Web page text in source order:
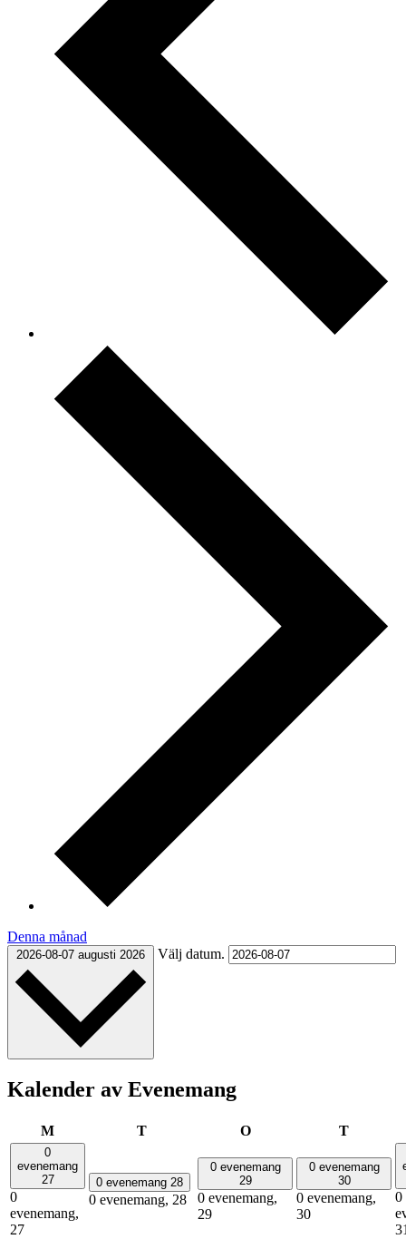
Denna månad
2026-08-07 augusti 2026 Välj datum.
Kalender av Evenemang
Mmåndag Ttisdag Oonsdag Ttorsdag
0
evenemang
27
0
evenemang,
27
0 evenemang 28
0 evenemang, 28
0 evenemang
29
0 evenemang,
29
0 evenemang
30
0 evenemang,
30
0